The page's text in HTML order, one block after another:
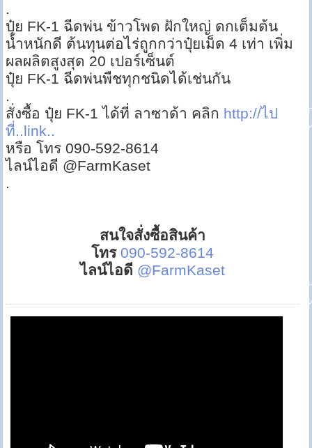
.
ปุ๋ย FK-1 ฉีดพ่น ข้าวโพด ฝักใหญ่ ดกเต็มต้น
น้ำหนักดี ต้นทุนต่อไร่ถูกกว่าปุ๋ยเม็ด 4 เท่า เพิ่ม
ผลผลิตสูงสุด 20 เปอร์เซ็นต์
ปุ๋ย FK-1 ฉีดพ่นพืชทุกชนิดได้เช่นกัน
.
สั่งซื้อ ปุ๋ย FK-1 ได้ที่ ลาซาด้า คลิก http://ไป
ที่..link..
หรือ โทร 090-592-8614
ไลน์ไอดี @FarmKaset
.
สนใจสั่งซื้อสินค้า
โทร 090-592-8614
ไลน์ไอดี @FarmKaset